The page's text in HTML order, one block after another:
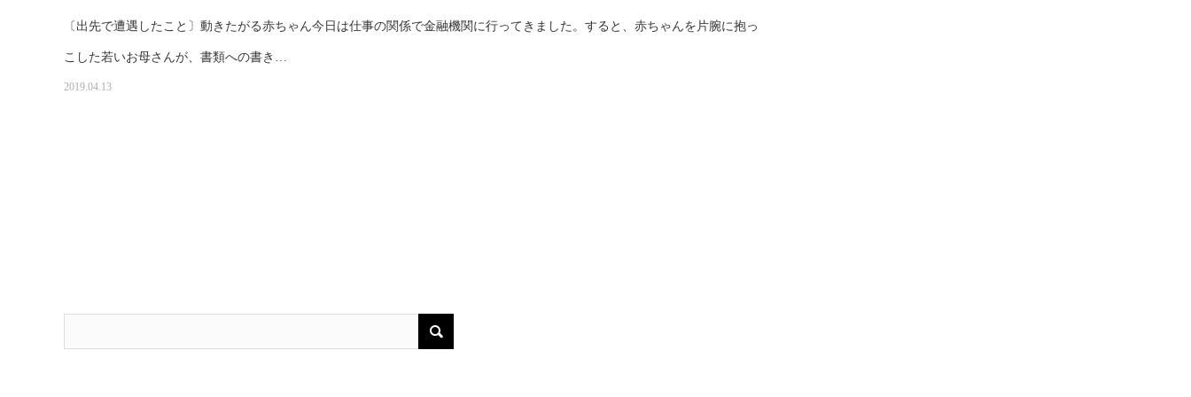
〔出先で遭遇したこと〕動きたがる赤ちゃん今日は仕事の関係で金融機関に行ってきました。すると、赤ちゃんを片腕に抱っ
こした若いお母さんが、書類への書き…
2019.04.13